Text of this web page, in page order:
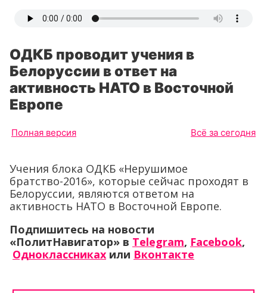
ОДКБ проводит учения в
Белоруссии в ответ на
активность НАТО в Восточной
Европе
Полная версия Всё за сегодня
Учения блока ОДКБ «Нерушимое
братство-2016», которые сейчас проходят в
Белоруссии, являются ответом на
активность НАТО в Восточной Европе.
Подпишитесь на новости
«ПолитНавигатор» в Telegram, Facebook,
Одноклассниках или Вконтакте